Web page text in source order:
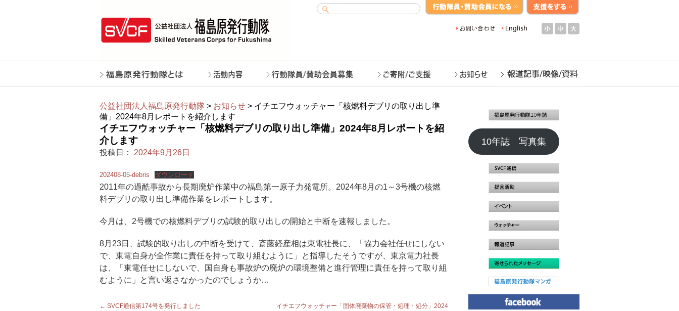
小 中 大
公益社団法人福島原発行動隊 > お知らせ > イチエフウォッチャー「核燃料デブリの取り出し準
備」2024年8月レポートを紹介します
イチエフウォッチャー「核燃料デブリの取り出し準備」2024年8月レポートを紹
介します
投稿日： 2024年9月26日
202408-05-debris ダウンロード
2011年の過酷事故から長期廃炉作業中の福島第一原子力発電所。2024年8月の1～3号機の核燃
料デブリの取り出し準備作業をレポートします。
今月は、2号機での核燃料デブリの試験的取り出しの開始と中断を速報しました。
8月23日、試験的取り出しの中断を受けて、斎藤経産相は東電社長に、「協力会社任せにしない
で、東電自身が全作業に責任を持って取り組むように」と指導したそうですが、東京電力社長
は、「東電任せにしないで、国自身も事故炉の廃炉の環境整備と進行管理に責任を持って取り組
むように」と言い返さなかったのでしょうか…
← SVCF通信第174号を発行しました
イチエフウォッチャー「固体廃棄物の保管・処理・処分」2024
10年誌 写真集